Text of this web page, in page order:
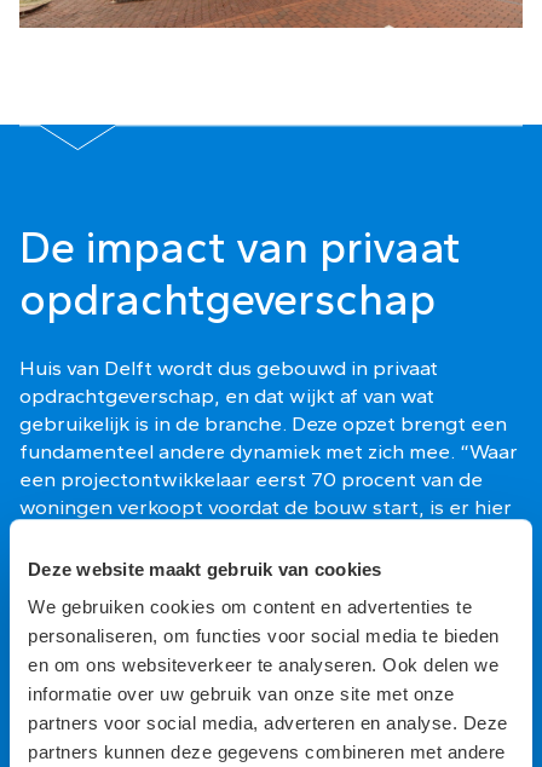
Deze website maakt gebruik van cookies
We gebruiken cookies om content en advertenties te
personaliseren, om functies voor social media te bieden
en om ons websiteverkeer te analyseren. Ook delen we
informatie over uw gebruik van onze site met onze
partners voor social media, adverteren en analyse. Deze
partners kunnen deze gegevens combineren met andere
De impact van privaat
opdrachtgeverschap
Huis van Delft wordt dus gebouwd in privaat
opdrachtgeverschap, en dat wijkt af van wat
gebruikelijk is in de branche. Deze opzet brengt een
fundamenteel andere dynamiek met zich mee. “Waar
een projectontwikkelaar eerst 70 procent van de
woningen verkoopt voordat de bouw start, is er hier
verkopen. Dit maakt ook de planningsdruk anders. Bij
oplevering omdat kopers wachten. Hier ontbreekt
die prikkel. Dat geeft ruimte, maar ook risico’s”, legt
Dingeman uit. Tijdens de bouw werden er regelmatig
zaken aangepast wat tot vertragingen en extra
kosten leidden. Een andere bijzondere factor was de
artistieke vrijheid van Studio Job; die ruimte is hem